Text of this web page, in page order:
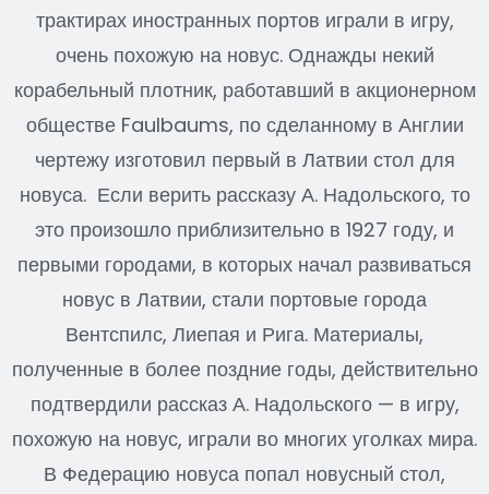
трактирах иностранных портов играли в игру,
очень похожую на новус. Однажды некий
корабельный плотник, работавший в акционерном
обществе Faulbaums, по сделанному в Англии
чертежу изготовил первый в Латвии стол для
новуса. Если верить рассказу А. Надольского, то
это произошло приблизительно в 1927 году, и
первыми городами, в которых начал развиваться
новус в Латвии, стали портовые города
Вентспилс, Лиепая и Рига. Материалы,
полученные в более поздние годы, действительно
подтвердили рассказ А. Надольского — в игру,
похожую на новус, играли во многих уголках мира.
В Федерацию новуса попал новусный стол,